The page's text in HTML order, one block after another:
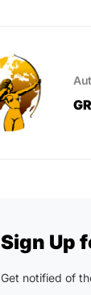
Sign Up
Get notified of